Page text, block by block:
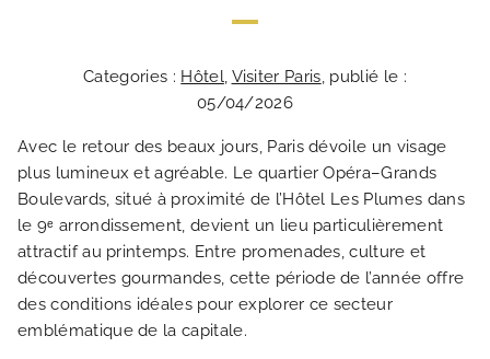
Categories : Hôtel, Visiter Paris, publié le :
05/04/2026
Avec le retour des beaux jours, Paris dévoile un visage
plus lumineux et agréable. Le quartier Opéra–Grands
Boulevards, situé à proximité de l’Hôtel Les Plumes dans
le 9ᵉ arrondissement, devient un lieu particulièrement
attractif au printemps. Entre promenades, culture et
découvertes gourmandes, cette période de l’année offre
des conditions idéales pour explorer ce secteur
emblématique de la capitale.